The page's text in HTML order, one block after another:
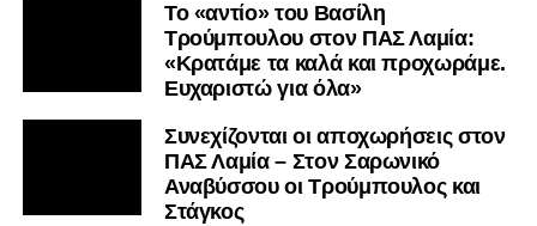
Το «αντίο» του Βασίλη
Τρούμπουλου στον ΠΑΣ Λαμία:
«Κρατάμε τα καλά και προχωράμε.
Ευχαριστώ για όλα»
Συνεχίζονται οι αποχωρήσεις στον
ΠΑΣ Λαμία – Στον Σαρωνικό
Αναβύσσου οι Τρούμπουλος και
Στάγκος